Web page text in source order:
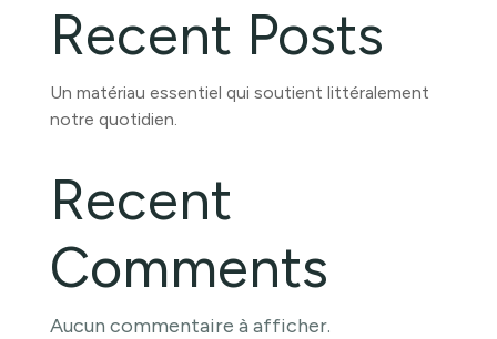
Recent Posts
Un matériau essentiel qui soutient littéralement
notre quotidien.
Recent
Comments
Aucun commentaire à afficher.